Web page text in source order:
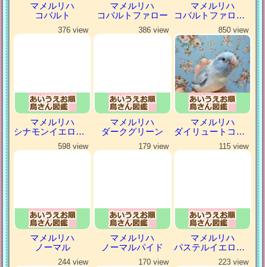
マメルリハ
コバルト
マメルリハ
コバルトファロー
マメルリハ
コバルトファローパイド
376 view
マメルリハ
シナモンイエローファロー
386 view
マメルリハ
ダークグリーン
850 view
マメルリハ
ダイリュートコバルトパイド
598 view
マメルリハ
ノーマル
179 view
マメルリハ
ノーマルパイド
115 view
マメルリハ
パステルイエローファロー
244 view 170 view 223 view